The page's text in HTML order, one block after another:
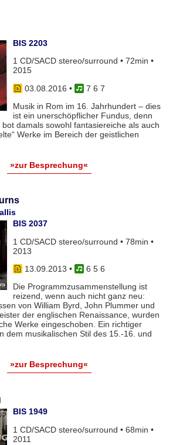
BIS 2203
1 CD/SACD stereo/surround • 72min •
2015
03.08.2016 •
7 6 7
Musik in Rom im 16. Jahrhundert – dies
ist ein unerschöpflicher Fundus, denn
bot damals sowohl fantasiereiche als auch
Werke im Bereich der geistlichen
»zur Besprechung«
BIS 2037
1 CD/SACD stereo/surround • 78min •
2013
13.09.2013 •
6 5 6
Die Programmzusammenstellung ist
reizend, wenn auch nicht ganz neu:
von William Byrd, John Plummer und
der englischen Renaissance, wurden
Werke eingeschoben. Ein richtiger
dem musikalischen Stil des 15.-16. und
»zur Besprechung«
BIS 1949
1 CD/SACD stereo/surround • 68min •
2011